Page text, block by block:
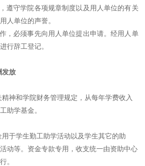
遵守学院各项规章制度以及用人单位的有关
人单位的声誉。
，必须事先向用人单位提出申请。经用人单
行辞工登记。
发放
神和学院财务管理规定，从每年学费收入
助学基金。
于学生勤工助学活动以及学生其它的助
动等。资金专款专用，收支统一由资助中心
。